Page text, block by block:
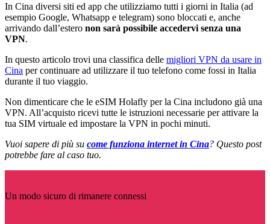
In Cina diversi siti ed app che utilizziamo tutti i giorni in Italia (ad
esempio Google, Whatsapp e telegram) sono bloccati e, anche
arrivando dall’estero non sarà possibile accedervi senza una
VPN.
In questo articolo trovi una classifica delle migliori VPN da usare in
Cina per continuare ad utilizzare il tuo telefono come fossi in Italia
durante il tuo viaggio.
Non dimenticare che le eSIM Holafly per la Cina includono già una
VPN. All’acquisto ricevi tutte le istruzioni necessarie per attivare la
tua SIM virtuale ed impostare la VPN in pochi minuti.
Vuoi sapere di più su come funziona internet in Cina? Questo post
potrebbe fare al caso tuo.
Un modo sicuro di rimanere connessi